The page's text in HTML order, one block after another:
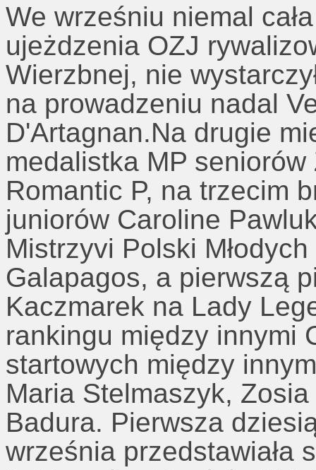
We wrześniu niemal
ujeżdzenia OZJ
Wierzbnej, nie
na prowadzeniu nadal
D'Artagnan.Na drugie
medalistka MP
Romantic P, na trzecim
juniorów Caroline
Mistrzyvi Polski
Galapagos, a pierwszą
Kaczmarek na Lady
rankingu między innymi
startowych między
Maria Stelmaszyk,
Badura. Pierwsza
września przedstawiała